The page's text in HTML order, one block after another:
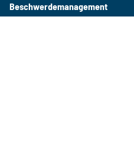
Beschwerdemanagement